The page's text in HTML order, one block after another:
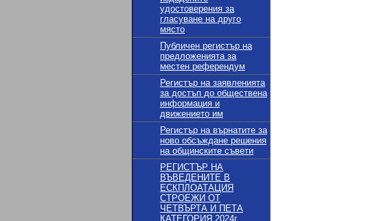
удостоверения за
гласуване на друго
място
Публичен регистър на
предложенията за
местен референдум
Регистър на заявленията
за достъп до обществена
информация и
движението им
Регистър на върнатите за
ново обсъждане решения
на общинските съвети
РЕГИСТЪР НА
ВЪВЕДЕНИТЕ В
ЕСКПЛОАТАЦИЯ
СТРОЕЖИ ОТ
ЧЕТВЪРТА И ПЕТА
КАТЕГОРИЯ 2024г.